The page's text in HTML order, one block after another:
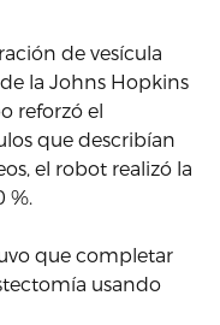
de vesícula
la Johns Hopkins
reforzó el
que describían
el robot realizó la
%.
que completar
usando